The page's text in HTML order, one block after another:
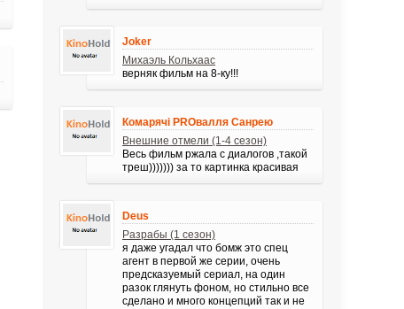
Joker
Михаэль Кольхаас
верняк фильм на 8-ку!!!
Комарячі PROвалля Санрею
Внешние отмели (1-4 сезон)
Весь фильм ржала с диалогов ,такой
треш))))))) за то картинка красивая
Deus
Разрабы (1 сезон)
я даже угадал что бомж это спец
агент в первой же серии, очень
предсказуемый сериал, на один
разок глянуть фоном, но стильно все
сделано и много концепций так и не